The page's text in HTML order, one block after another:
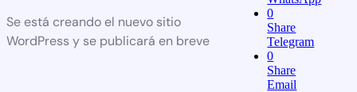
Se está creando el nuevo sitio
WordPress y se publicará en breve
0
Share
Telegram
0
Share
Email